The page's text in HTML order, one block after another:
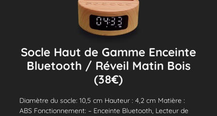
Socle Haut de Gamme Enceinte
Bluetooth / Réveil Matin Bois
(38€)
Diamètre du socle: 10,5 cm Hauteur : 4,2 cm Matière :
ABS Fonctionnement: – Enceinte Bluetooth, Lecteur de